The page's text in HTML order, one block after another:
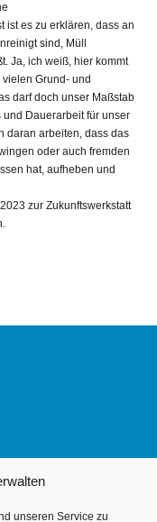
unseren Service zu
ist es zu erklären, dass an
sind, Müll
Ja, ich weiß, hier kommt
Grund- und
darf doch unser Maßstab
Dauerarbeit für unser
daran arbeiten, dass das
oder auch fremden
hat, aufheben und
zur Zukunftswerkstatt